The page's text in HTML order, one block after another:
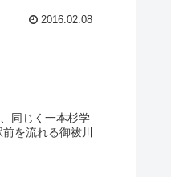
2016.02.08
同じく一本杉学
を流れる御祓川